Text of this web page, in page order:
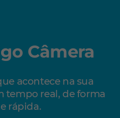
Câmera
acontece na sua
tempo real, de forma
rápida.